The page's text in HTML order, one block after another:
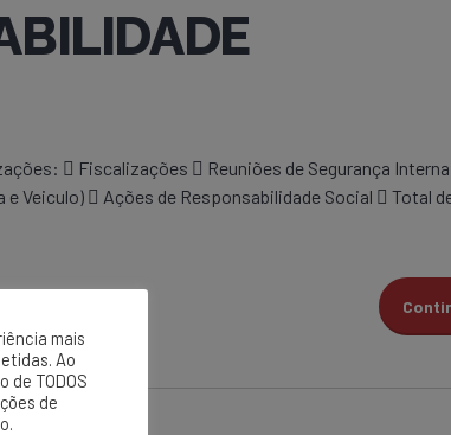
 Fiscalizações  Reuniões de Segurança
Veiculo)  Ações de Responsabilidade Social  Total
mais
Ao
de TODOS
de